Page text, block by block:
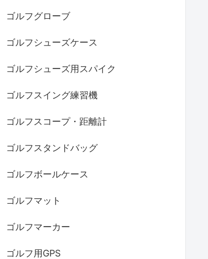
ゴルフグローブ
ゴルフシューズケース
ゴルフシューズ用スパイク
ゴルフスイング練習機
ゴルフスコープ・距離計
ゴルフスタンドバッグ
ゴルフボールケース
ゴルフマット
ゴルフマーカー
ゴルフ用GPS